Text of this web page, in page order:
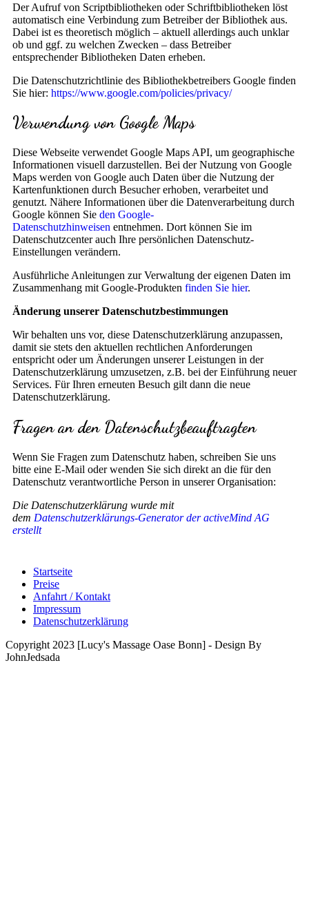
Der Aufruf von Scriptbibliotheken oder Schriftbibliotheken löst
automatisch eine Verbindung zum Betreiber der Bibliothek aus.
Dabei ist es theoretisch möglich – aktuell allerdings auch unklar
ob und ggf. zu welchen Zwecken – dass Betreiber
entsprechender Bibliotheken Daten erheben.
Die Datenschutzrichtlinie des Bibliothekbetreibers Google finden
Sie hier: https://www.google.com/policies/privacy/
Verwendung von Google Maps
Diese Webseite verwendet Google Maps API, um geographische
Informationen visuell darzustellen. Bei der Nutzung von Google
Maps werden von Google auch Daten über die Nutzung der
Kartenfunktionen durch Besucher erhoben, verarbeitet und
genutzt. Nähere Informationen über die Datenverarbeitung durch
Google können Sie den Google-
Datenschutzhinweisen entnehmen. Dort können Sie im
Datenschutzcenter auch Ihre persönlichen Datenschutz-
Einstellungen verändern.
Ausführliche Anleitungen zur Verwaltung der eigenen Daten im
Zusammenhang mit Google-Produkten finden Sie hier.
Änderung unserer Datenschutzbestimmungen
Wir behalten uns vor, diese Datenschutzerklärung anzupassen,
damit sie stets den aktuellen rechtlichen Anforderungen
entspricht oder um Änderungen unserer Leistungen in der
Datenschutzerklärung umzusetzen, z.B. bei der Einführung neuer
Services. Für Ihren erneuten Besuch gilt dann die neue
Datenschutzerklärung.
Fragen an den Datenschutzbeauftragten
Wenn Sie Fragen zum Datenschutz haben, schreiben Sie uns
bitte eine E-Mail oder wenden Sie sich direkt an die für den
Datenschutz verantwortliche Person in unserer Organisation:
Die Datenschutzerklärung wurde mit
dem Datenschutzerklärungs-Generator der activeMind AG
erstellt
Startseite
Preise
Anfahrt / Kontakt
Impressum
Datenschutzerklärung
Copyright 2023 [Lucy's Massage Oase Bonn] - Design By
JohnJedsada